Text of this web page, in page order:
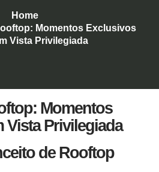
Home
Momentos Exclusivos
Vista Privilegiada
Momentos
Vista Privilegiada
de Rooftop